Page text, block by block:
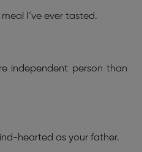
I’ve ever tasted.
independent person than
hearted as your father.